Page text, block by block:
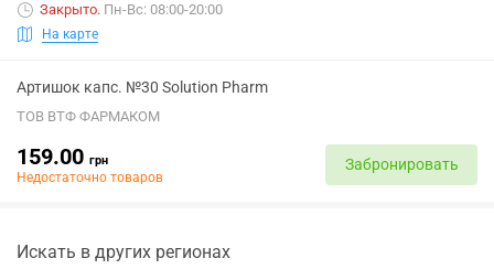
Закрыто. Пн-Вс: 08:00-20:00
На карте
Артишок капс. №30 Solution Pharm
ТОВ ВТФ ФАРМАКОМ
159.00 грн
Недостаточно товаров
Забронировать
Искать в других регионах